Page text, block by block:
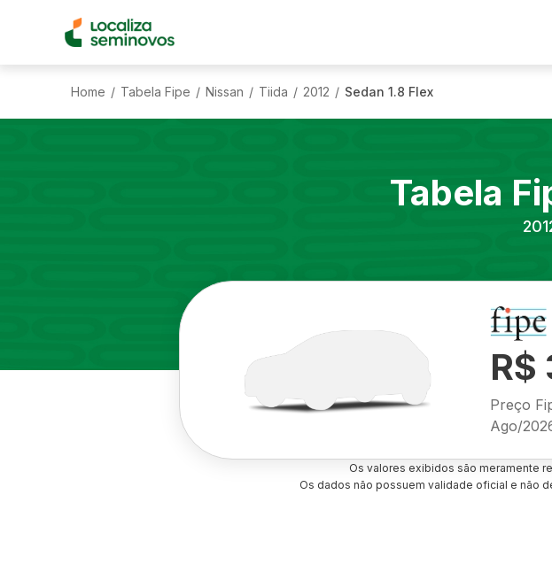
Home / Tabela Fipe / Nissan / Tiida / 2012 / Sedan 1.8 Flex
Tabela
R$
Preço
Ago/
Os valores exibidos são meramente
Os dados não possuem validade oficial e não